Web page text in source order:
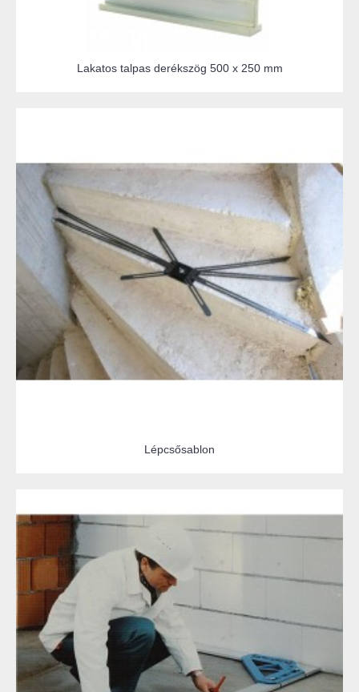
Lakatos talpas derékszög 500 x 250 mm
Lépcsősablon